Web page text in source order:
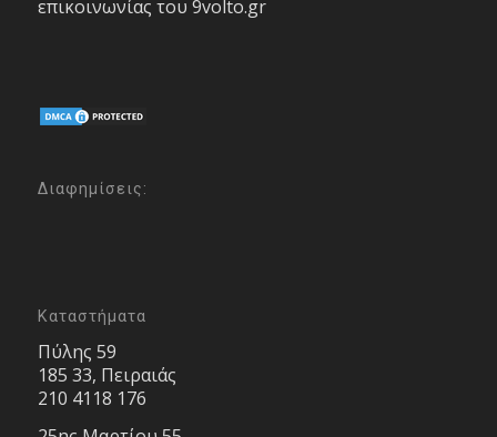
επικοινωνίας του 9volto.gr
Διαφημίσεις:
Καταστήματα
Πύλης 59
185 33, Πειραιάς
210 4118 176